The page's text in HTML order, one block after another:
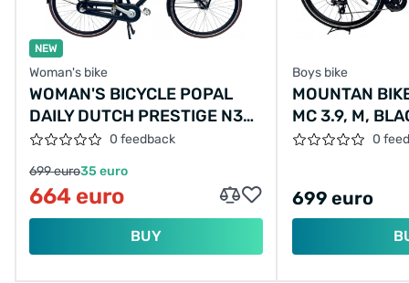
NEW
Woman's bike
WOMAN'S BICYCLE POPAL
DAILY DUTCH PRESTIGE N3
28"/59/MATT0 feedback
699 euro35 euro
664 euro
BUY
Boys bike
MOUNTAN
MC 3.9, M,
TURQUOISE
0
699 euro